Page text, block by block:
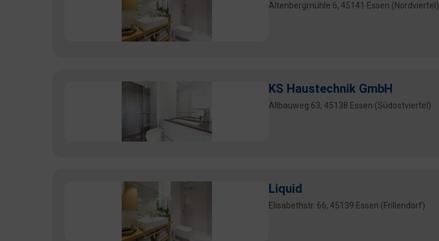
Altenbergmühle 6, 45141 Essen (Nordviertel)
KS Haustechnik GmbH
Allbauweg 63, 45138 Essen (Südostviertel)
Liquid
Elisabethstr. 66, 45139 Essen (Frillendorf)